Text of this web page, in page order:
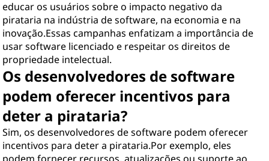
educar os usuários sobre o impacto negativo da
pirataria na indústria de software, na economia e na
inovação.Essas campanhas enfatizam a importância de
usar software licenciado e respeitar os direitos de
propriedade intelectual.
Os desenvolvedores de software
podem oferecer incentivos para
deter a pirataria?
Sim, os desenvolvedores de software podem oferecer
incentivos para deter a pirataria.Por exemplo, eles